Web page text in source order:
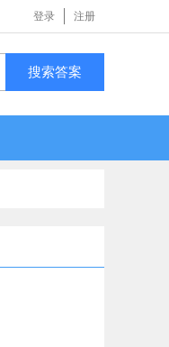
登录 注册
搜索答案